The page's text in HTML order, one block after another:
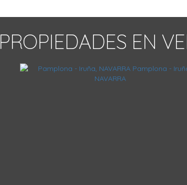
PROPIEDADES EN